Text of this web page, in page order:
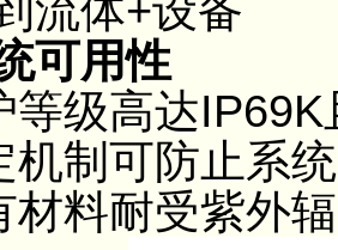
用性
高达IP69K
可防止系统
耐受紫外辐